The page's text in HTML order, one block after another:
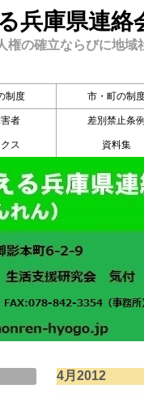
兵庫県連
権の確立ならびに地
制度 市・町の制
者 差別禁止条
ス 資料集
4月2012